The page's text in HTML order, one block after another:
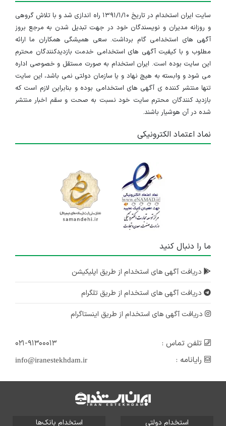
سایت ایران استخدام در تاریخ ۱۳۹۱/۱/۱۰ راه اندازی شد و با تلاش گروهی
و روزانه مدیران و نویسندگان خود در جهت تبدیل شدن به مرجع بروز
آگهی های استخدامی گام برداشت. سعی همیشگی همکاران ما ارائه
مطلوب و با کیفیت آگهی های استخدامی خدمت بازدیدکنندگان محترم
این سایت بوده است. ایران استخدام به صورت مستقل و خصوصی اداره
می شود و وابسته به هیچ نهاد و یا سازمان دولتی نمی باشد، این سایت
تنها منتشر کننده ی آگهی های استخدامی بوده و بنابراین لازم است که
بازدید کنندگان محترم سایت خود نسبت به صحت و سقم اخبار منتشر
شده در آن هوشیار باشند.
نماد اعتماد الکترونیکی
ما را دنبال کنید
دریافت آگهی های استخدام از طریق اپلیکیشن
دریافت آگهی های استخدام از طریق تلگرام
دریافت آگهی های استخدام از طریق اینستاگرام
تلفن تماس :
۰۲۱-۹۱۳۰۰۰۱۳
رایانامه :
info@iranestekhdam.ir
استخدام دولتی استخدام بانک‌ها